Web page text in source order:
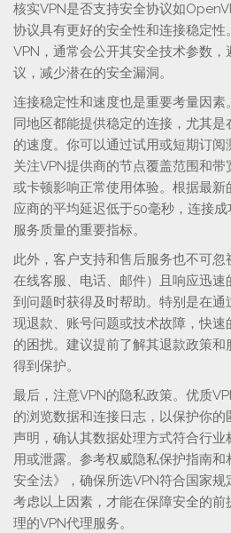
核实VPN是否支持安全协议如
协议具有更好的安全性和连接稳定性
VPN，通常会公开其安全技术参数
议，减少潜在的安全漏洞。
连接稳定性和速度也是重要考量因素
同地区都能提供稳定的连接，尤其
的速度。你可以通过试用或短期订
关注VPN提供商的节点覆盖范围和
或卡顿影响正常使用体验。根据最
应商的平均延迟低于50毫秒，连接
服务质量的重要指标。
此外，客户支持和售后服务也不可
在线客服、电话、邮件）且响应迅速
到问题时获得及时帮助。特别是在通
现退款、账号问题或技术故障，快
的困扰。建议提前了解其退款政策
得到保护。
最后，注意VPN的隐私政策。优质
的浏览数据和连接日志，以保护你
声明，确认其数据处理方式符合行
用或泄露。参考权威隐私保护指南
安全法》，确保所选VPN符合国家
考虑以上因素，才能在保障安全的
理的VPN代理服务。